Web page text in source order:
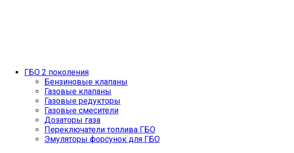
ГБО 2 поколения
Бензиновые клапаны
Газовые клапаны
Газовые редукторы
Газовые смесители
Дозаторы газа
Переключатели топлива ГБО
Эмуляторы форсунок для ГБО